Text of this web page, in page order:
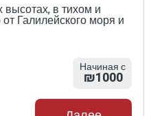
в тихом и
Галилейского моря и
Начиная с
₪1000